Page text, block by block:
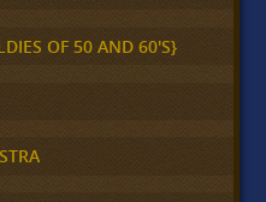
OF 50 AND 60'S}